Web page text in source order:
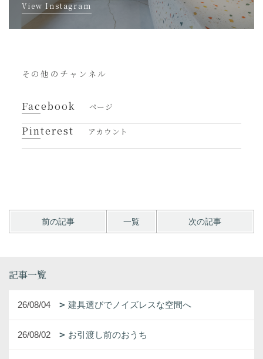
View Instagram
その他のチャンネル
Facebook ページ
Pinterest アカウント
前の記事 一覧 次の記事
記事一覧
26/08/04 建具選びでノイズレスな空間へ
26/08/02 お引渡し前のおうち